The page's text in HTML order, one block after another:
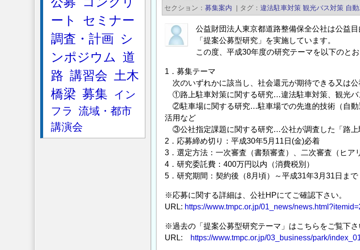
益
財
団
東
京
都
道
路
整
備
保
全
社
提
公
セクション
募集案内 | タグ 違法駐車対策 観光バス対策 自
公益財団法人東京都道路整備保全公社は公益
「提案公募型研究」を実施しています。
この度、平成30年度の研究テーマを以下のとお
1．募集テーマ
次のいずれかに該当し、社会還元が期待できる又は公
①路上駐車対策に関する研究…違法駐車対策、観光バ
②駐車場に関する研究…駐車場での先進的技術（自動
活用など
③公社指定課題に関する研究…公社が調査した「路上
2．応募締め切り：平成30年5月11日(金)必着
3．選定方法：一次審査（書類審査）、二次審査（ヒア
4．研究委託費：400万円以内（消費税別）
5．研究期間：契約後（8月頃）～平成31年3月31日まで
※応募に関する詳細は、公社HPにてご確認下さい。
URL: https://www.tmpc.or.jp/01_news/
※過去の「提案公募型研究テーマ」はこちらをご覧下さ
URL:
https://www.tmpc.or.jp/03_business/park/
ート
セミナー
調査・計画
シ
ンポジウム 道
路 講習会 土木
橋梁 募集
イン
フラ
流域・都市
講演会